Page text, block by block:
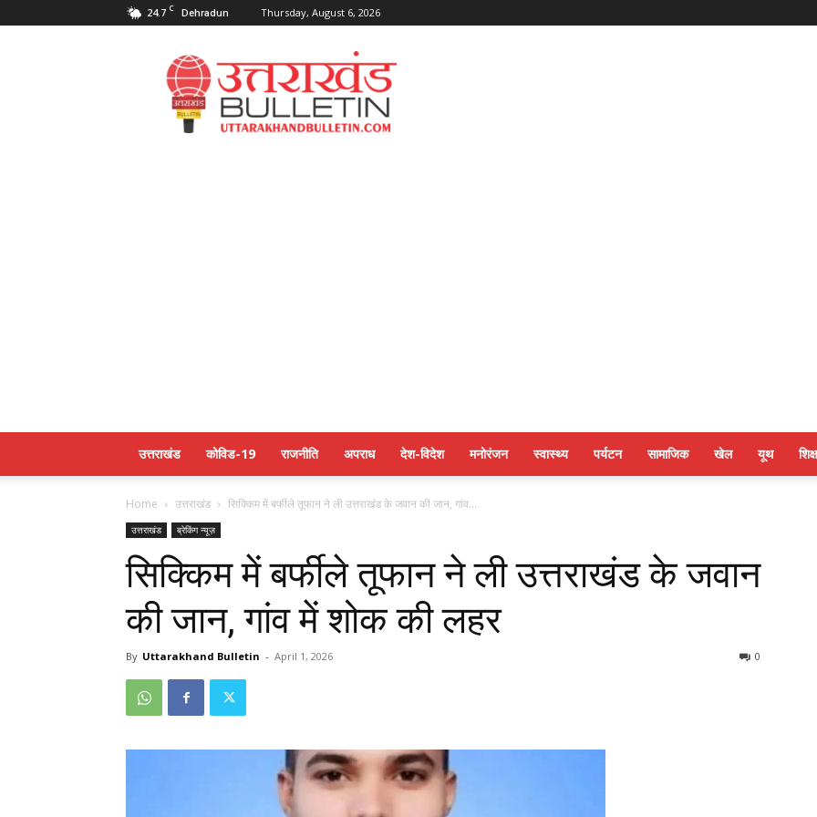
24.7 C Dehradun Thursday, August 6, 2026
Uttarakahnd
Bulletin
उत्तराखंड कोविड-19 राजनीति अपराध देश-विदेश मनोरंजन स्वास्थ्य पर्यटन सामाजिक खेल यूथ
Home उत्तराखंड सिक्किम में बर्फीले तूफान ने ली उत्तराखंड के जवान की जान, गांव...
उत्तराखंड ब्रेकिंग न्यूज़
सिक्किम में बर्फीले तूफान ने ली उत्तराखंड के जवान
की जान, गांव में शोक की लहर
By Uttarakhand Bulletin - April 1, 2026 0